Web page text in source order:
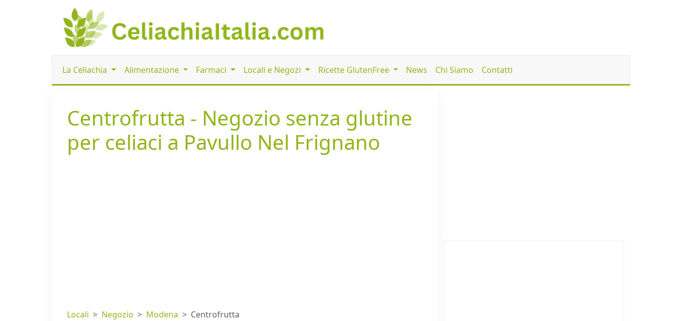
La Celiachia Alimentazione Farmaci Locali e Negozi Ricette GlutenFree News Chi Siamo Contatti
Centrofrutta - Negozio senza glutine
per celiaci a Pavullo Nel Frignano
Locali Negozio Modena
Centrofrutta